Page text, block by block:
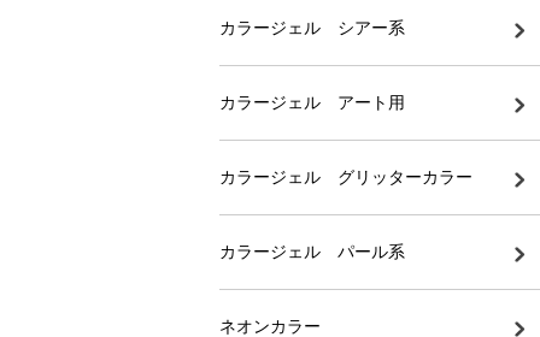
カラージェル シアー系
カラージェル アート用
カラージェル グリッターカラー
カラージェル パール系
ネオンカラー